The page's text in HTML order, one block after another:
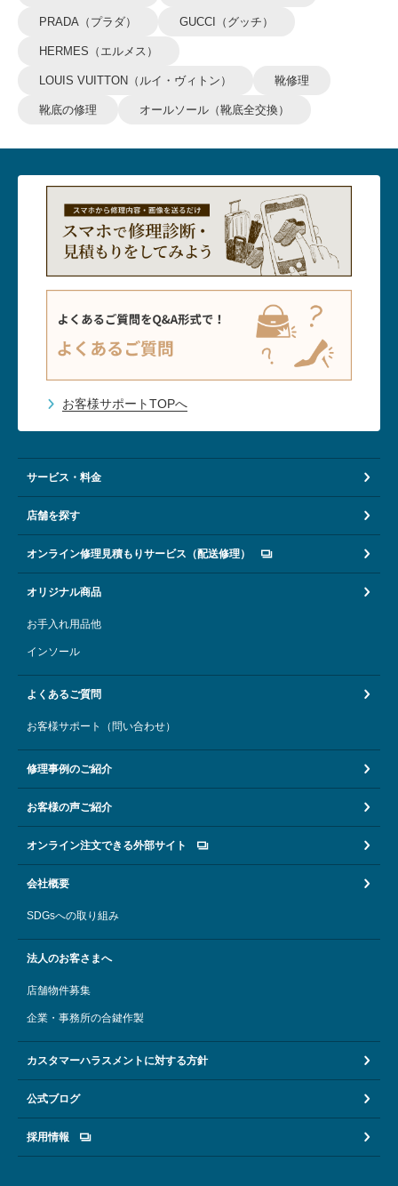
PRADA（プラダ） GUCCI（グッチ）
HERMES（エルメス）
LOUIS VUITTON（ルイ・ヴィトン） 靴修理
靴底の修理 オールソール（靴底全交換）
お客様サポートTOPへ
サービス・料金
店舗を探す
オンライン修理見積もりサービス（配送修理）
オリジナル商品
お手入れ用品他
インソール
よくあるご質問
お客様サポート（問い合わせ）
修理事例のご紹介
お客様の声ご紹介
オンライン注文できる外部サイト
会社概要
SDGsへの取り組み
法人のお客さまへ
店舗物件募集
企業・事務所の合鍵作製
カスタマーハラスメントに対する方針
公式ブログ
採用情報